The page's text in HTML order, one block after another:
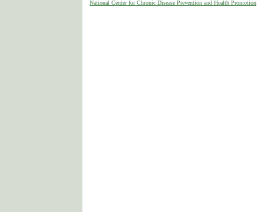
National Center for Chronic Disease Prevention and Health Promotion